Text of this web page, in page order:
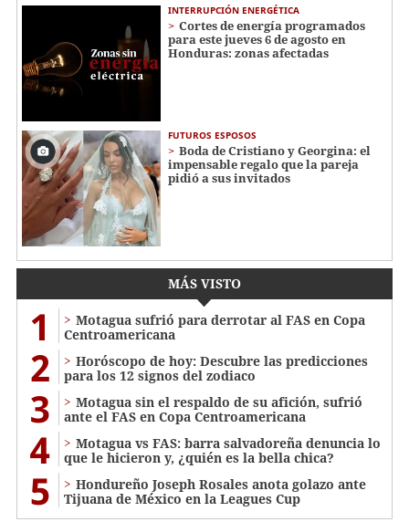
INTERRUPCIÓN ENERGÉTICA
Cortes de energía programados
para este jueves 6 de agosto en
Honduras: zonas afectadas
FUTUROS ESPOSOS
Boda de Cristiano y Georgina: el
impensable regalo que la pareja
pidió a sus invitados
MÁS VISTO
1
Motagua sufrió para derrotar al FAS en Copa
Centroamericana
2
Horóscopo de hoy: Descubre las predicciones
para los 12 signos del zodiaco
3
Motagua sin el respaldo de su afición, sufrió
ante el FAS en Copa Centroamericana
4
Motagua vs FAS: barra salvadoreña denuncia lo
que le hicieron y, ¿quién es la bella chica?
5
Hondureño Joseph Rosales anota golazo ante
Tijuana de México en la Leagues Cup